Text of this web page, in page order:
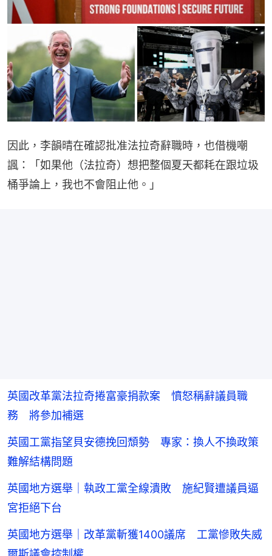
因此，李韻晴在確認批准法拉奇辭職時，也借機嘲
諷：「如果他（法拉奇）想把整個夏天都耗在跟垃圾
桶爭論上，我也不會阻止他。」
英國改革黨法拉奇捲富豪捐款案 憤怒稱辭議員職
務 將參加補選
英國工黨指望貝安德挽回頹勢 專家：換人不換政策
難解結構問題
英國地方選舉｜執政工黨全線潰敗 施紀賢遭議員逼
宮拒絕下台
英國地方選舉｜改革黨斬獲1400議席 工黨慘敗失威